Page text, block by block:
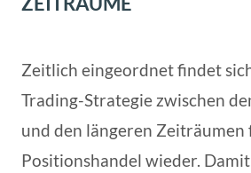
Zeitlich eingeordnet findet
Trading-Strategie zwischen
und den längeren Zeiträumen
Positionshandel wieder. Damit